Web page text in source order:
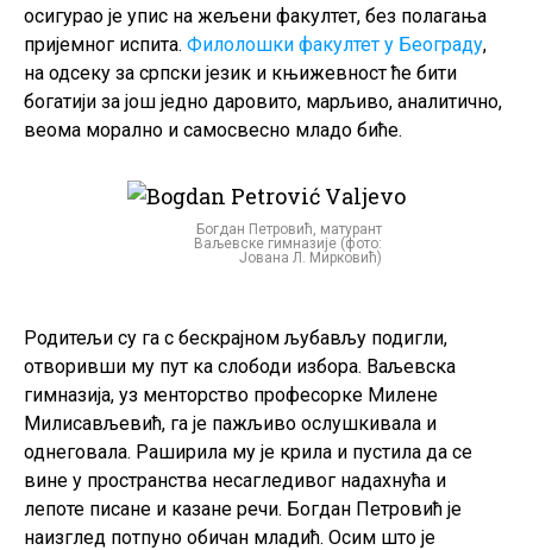
осигурао је упис на жељени факултет, без полагања
пријемног испита. Филолошки факултет у Београду,
на одсеку за српски језик и књижевност ће бити
богатији за још једно даровито, марљиво, аналитично,
веома морално и самосвесно младо биће.
Богдан Петровић, матурант
Ваљевске гимназије (фото:
Јована Л. Мирковић)
Родитељи су га с бескрајном љубављу подигли,
отворивши му пут ка слободи избора. Ваљевска
гимназија, уз менторство професорке Милене
Милисављевић, га је пажљиво ослушкивала и
однеговала. Раширила му је крила и пустила да се
вине у пространства несагледивог надахнућа и
лепоте писане и казане речи. Богдан Петровић је
наизглед потпуно обичан младић. Осим што је